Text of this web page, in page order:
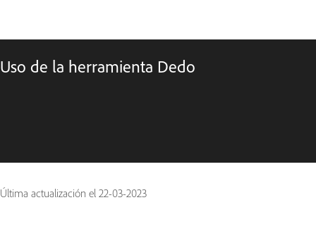
Uso de la herramienta Dedo
Última actualización el 22-03-2023